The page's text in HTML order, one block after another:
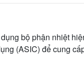
bộ phận nhiệt
(ASIC) để cung